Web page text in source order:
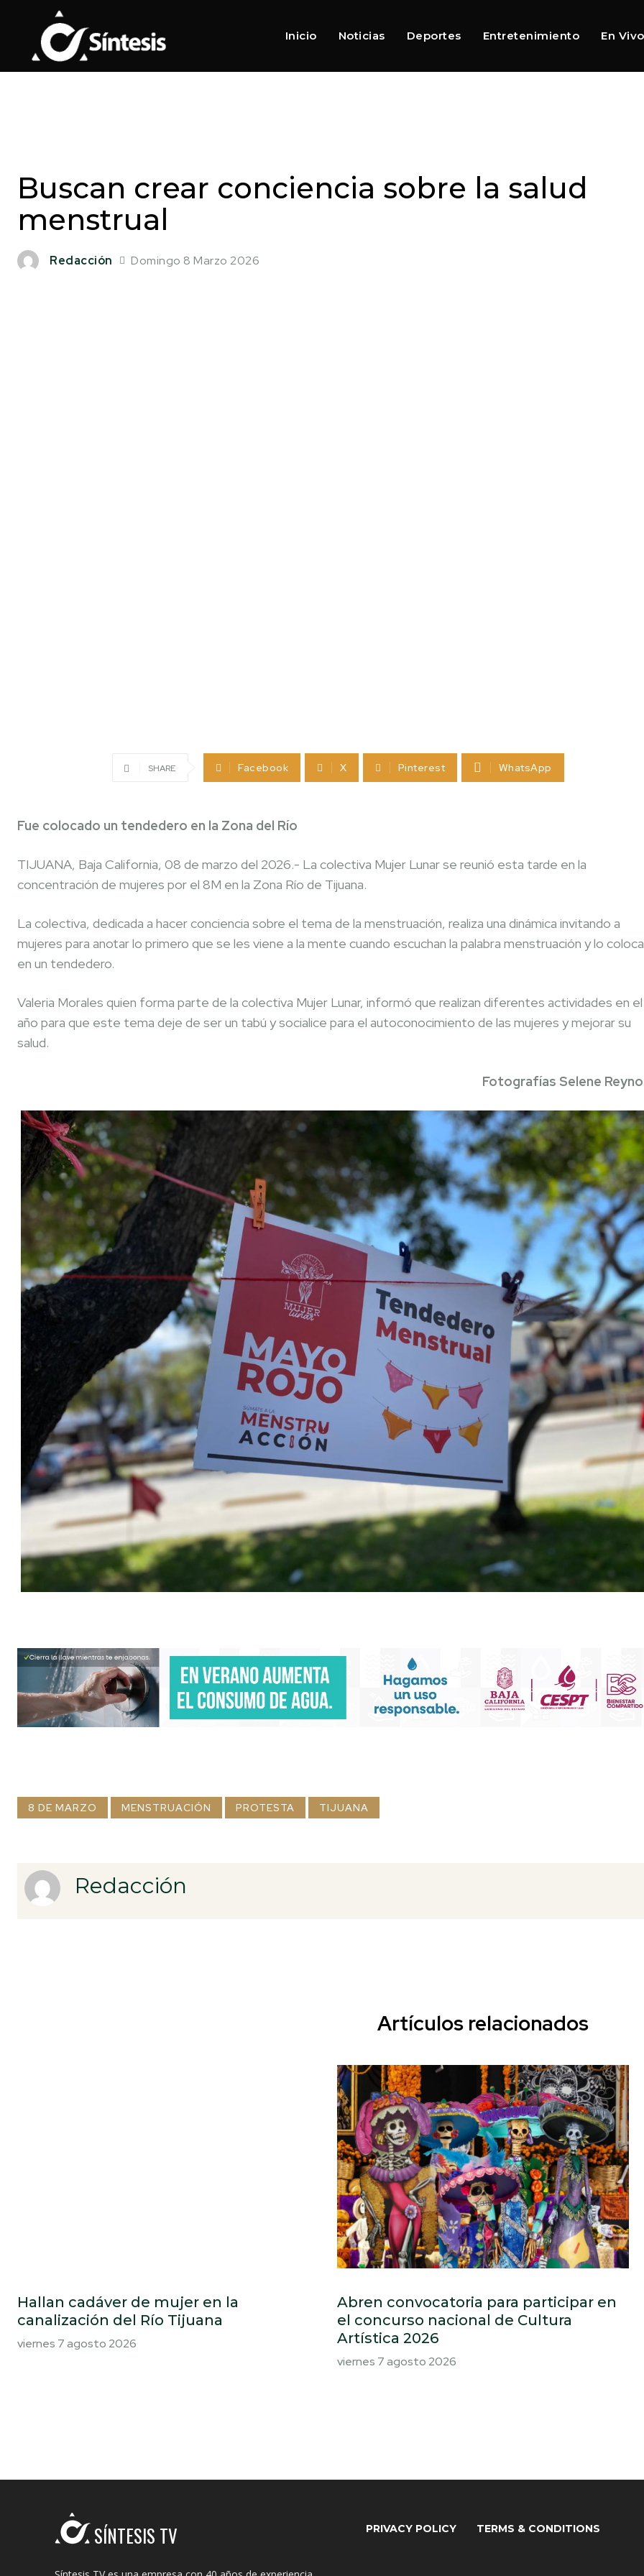
Inicio Noticias Deportes Entretenimiento En Vivo
Buscan crear conciencia sobre la salud
menstrual
Redacción Domingo 8 Marzo 2026
SHARE Facebook X Pinterest WhatsApp
Fue colocado un tendedero en la Zona del Río
TIJUANA, Baja California, 08 de marzo del 2026.- La colectiva Mujer Lunar se reunió esta tarde en la
concentración de mujeres por el 8M en la Zona Río de Tijuana.
La colectiva, dedicada a hacer conciencia sobre el tema de la menstruación, realiza una dinámica invitando a
mujeres para anotar lo primero que se les viene a la mente cuando escuchan la palabra menstruación y lo
en un tendedero.
Valeria Morales quien forma parte de la colectiva Mujer Lunar, informó que realizan diferentes actividades en el
año para que este tema deje de ser un tabú y socialice para el autoconocimiento de las mujeres y mejorar su
salud.
Fotografías Selene
8 DE MARZO MENSTRUACIÓN PROTESTA TIJUANA
Redacción
Artículos relacionados
Hallan cadáver de mujer en la
canalización del Río Tijuana
viernes 7 agosto 2026
Abren convocatoria para participar en
el concurso nacional de Cultura
Artística 2026
viernes 7 agosto 2026
SÍNTESIS TV PRIVACY POLICY TERMS & CONDITIONS